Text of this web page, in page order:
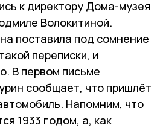
к директору Дома-музея
Волокитиной.
поставила под сомнение
переписки, и
В первом письме
сообщает, что пришлёт
Напомним, что
1933 годом, а, как